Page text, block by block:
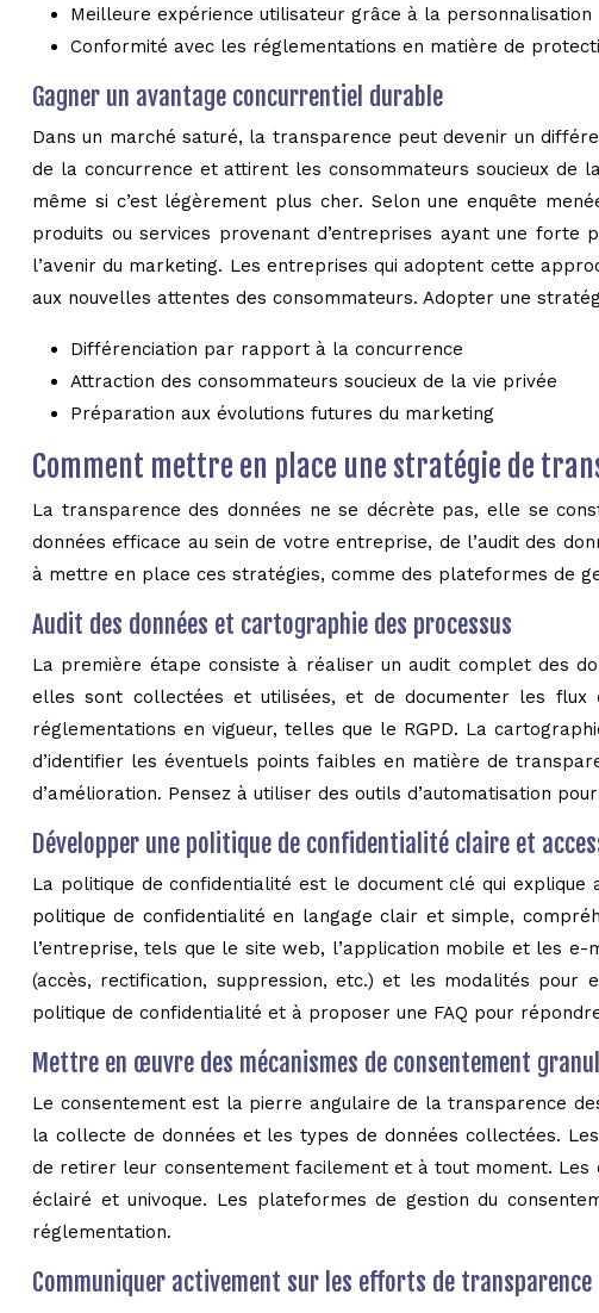
Meilleure expérience utilisateur grâce à la personnalisation
Conformité avec les réglementations en matière de
Gagner un avantage concurrentiel durable
Dans un marché saturé, la transparence peut devenir un
de la concurrence et attirent les consommateurs soucieux de
même si c’est légèrement plus cher. Selon une enquête
produits ou services provenant d’entreprises ayant une
l’avenir du marketing. Les entreprises qui adoptent cette
aux nouvelles attentes des consommateurs. Adopter une
Différenciation par rapport à la concurrence
Attraction des consommateurs soucieux de la vie privée
Préparation aux évolutions futures du marketing
Comment mettre en place une stratégie de
La transparence des données ne se décrète pas, elle se
données efficace au sein de votre entreprise, de l’audit des
à mettre en place ces stratégies, comme des plateformes de
Audit des données et cartographie des processus
La première étape consiste à réaliser un audit complet des
elles sont collectées et utilisées, et de documenter les flux
réglementations en vigueur, telles que le RGPD. La
d’identifier les éventuels points faibles en matière de
d’amélioration. Pensez à utiliser des outils d’automatisation
Développer une politique de confidentialité claire et
La politique de confidentialité est le document clé qui
politique de confidentialité en langage clair et simple,
l’entreprise, tels que le site web, l’application mobile et les
(accès, rectification, suppression, etc.) et les modalités
politique de confidentialité et à proposer une FAQ pour
Mettre en œuvre des mécanismes de consentement
Le consentement est la pierre angulaire de la transparence
la collecte de données et les types de données collectées.
de retirer leur consentement facilement et à tout moment.
éclairé et univoque. Les plateformes de gestion du
réglementation.
Communiquer activement sur les efforts de transparence